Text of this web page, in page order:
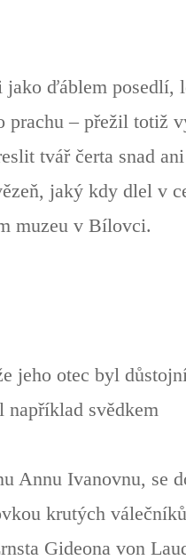
jako ďáblem posedlí,
prachu – přežil totiž
tvář čerta snad
jaký kdy dlel v
muzeu v Bílovci.
jeho otec byl
například svědkem
Annu Ivanovnu, se
krutých
Gideona von